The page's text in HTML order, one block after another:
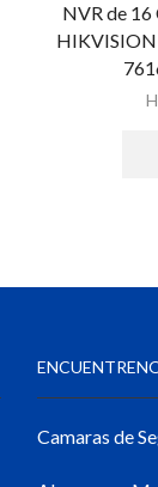
NVR de 16
HIKVISION
Camaras de